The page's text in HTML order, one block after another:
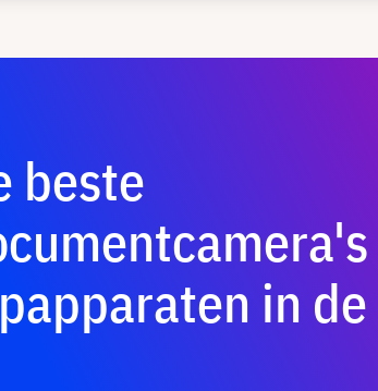
beste
in